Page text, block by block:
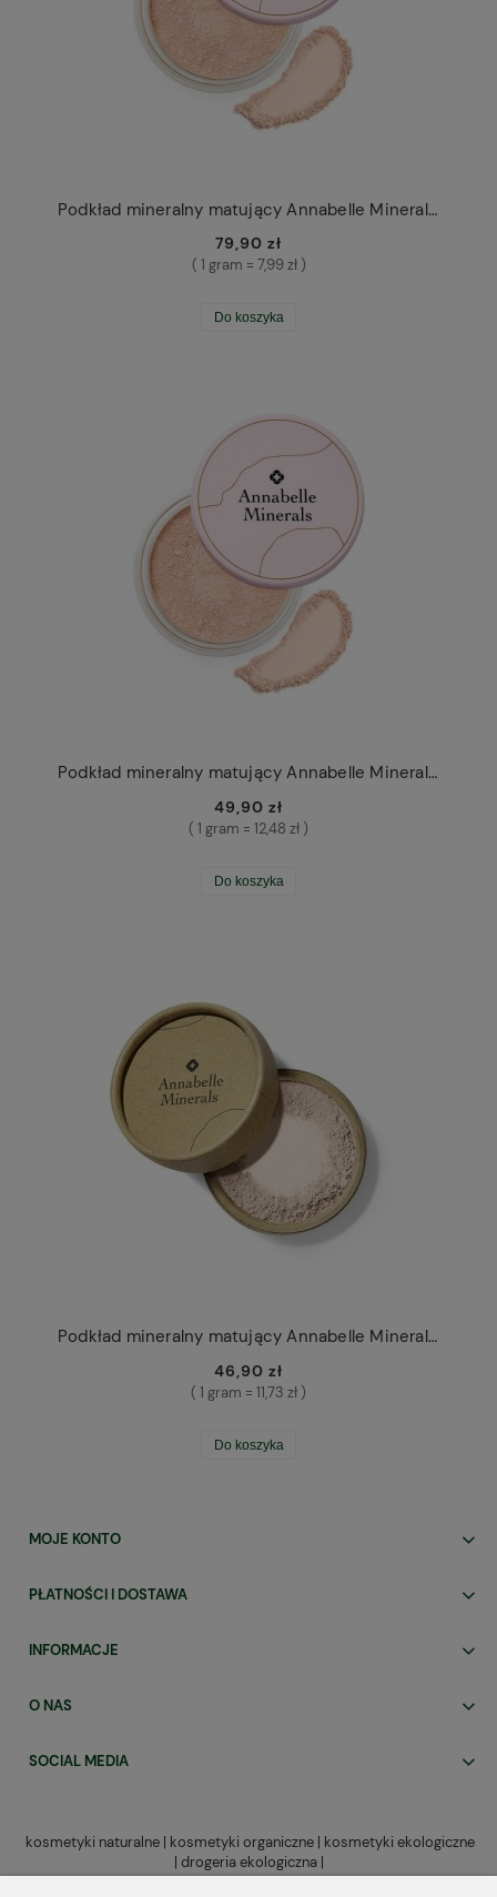
Podkład mineralny matujący Annabelle Minerals 10g
79,90 zł
( 1 gram = 7,99 zł )
Do koszyka
Podkład mineralny matujący Annabelle Minerals 4g
49,90 zł
( 1 gram = 12,48 zł )
Do koszyka
Podkład mineralny matujący Annabelle Minerals 4g refill
46,90 zł
( 1 gram = 11,73 zł )
Do koszyka
MOJE KONTO
PŁATNOŚCI I DOSTAWA
INFORMACJE
O NAS
SOCIAL MEDIA
kosmetyki naturalne | kosmetyki organiczne | kosmetyki ekologiczne
| drogeria ekologiczna |